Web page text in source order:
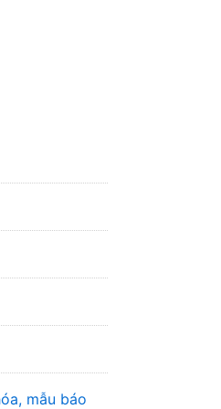
mẫu báo